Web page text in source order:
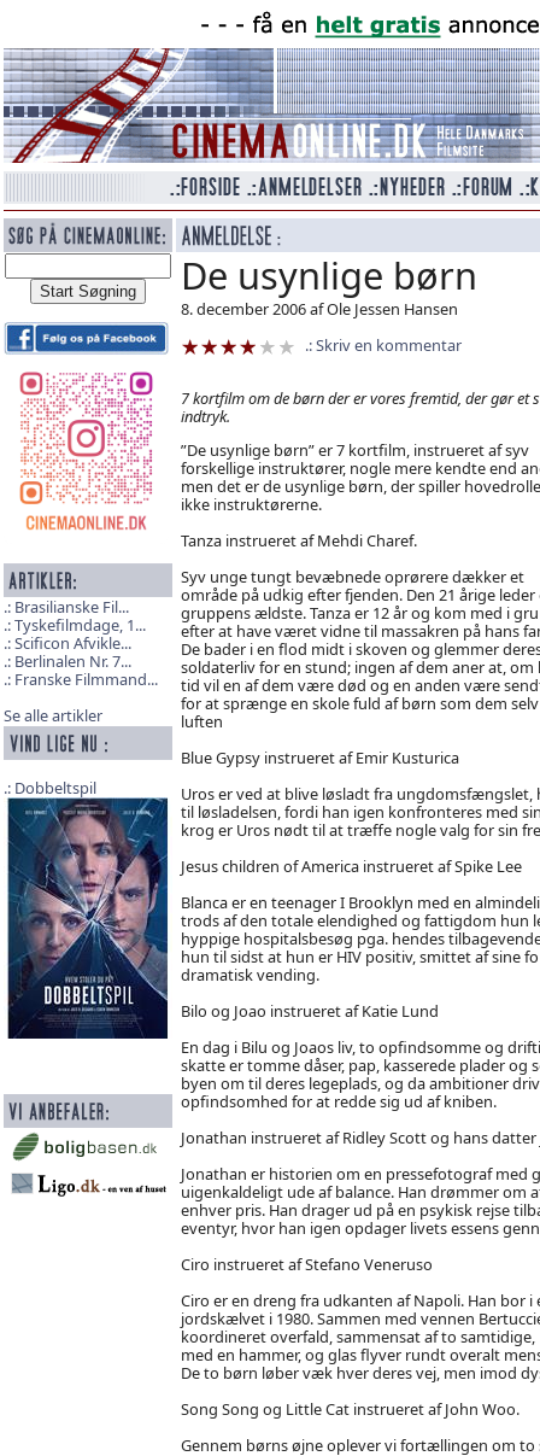
Brasilianske Fil...
Tyskefilmdage, 1...
Scificon Afvikle...
Berlinalen Nr. 7...
Franske Filmmand...
Se alle artikler
Dobbeltspil
De usynlige børn
8. december 2006 af Ole Jessen Hansen
Skriv en kommentar
7 kortfilm om de børn der er vores fremtid, der gør et
indtryk.
”De usynlige børn” er 7 kortfilm, instrueret af syv
forskellige instruktører, nogle mere kendte end
men det er de usynlige børn, der spiller
ikke instruktørerne.
Tanza instrueret af Mehdi Charef.
Syv unge tungt bevæbnede oprørere dækker et
område på udkig efter fjenden. Den 21 årige leder
gruppens ældste. Tanza er 12 år og kom med i
efter at have været vidne til massakren på hans
De bader i en flod midt i skoven og glemmer
soldaterliv for en stund; ingen af dem aner at, om
tid vil en af dem være død og en anden være
for at sprænge en skole fuld af børn som dem
luften
Blue Gypsy instrueret af Emir Kusturica
Uros er ved at blive løsladt fra
til løsladelsen, fordi han igen konfronteres med
krog er Uros nødt til at træffe nogle valg for sin
Jesus children of America instrueret af Spike Lee
Blanca er en teenager I Brooklyn med en
trods af den totale elendighed og fattigdom hun
hyppige hospitalsbesøg pga. hendes
hun til sidst at hun er HIV positiv, smittet af sine
dramatisk vending.
Bilo og Joao instrueret af Katie Lund
En dag i Bilu og Joaos liv, to opfindsomme og
skatte er tomme dåser, pap, kasserede plader
byen om til deres legeplads, og da ambitioner
opfindsomhed for at redde sig ud af kniben.
Jonathan instrueret af Ridley Scott og hans datter
Jonathan er historien om en pressefotograf
uigenkaldeligt ude af balance. Han drømmer om
enhver pris. Han drager ud på en psykisk rejse
eventyr, hvor han igen opdager livets essens
Ciro instrueret af Stefano Veneruso
Ciro er en dreng fra udkanten af Napoli. Han bor
jordskælvet i 1980. Sammen med vennen
koordineret overfald, sammensat af to
med en hammer, og glas flyver rundt overalt
De to børn løber væk hver deres vej, men imod
Song Song og Little Cat instrueret af John Woo.
Gennem børns øjne oplever vi fortællingen om